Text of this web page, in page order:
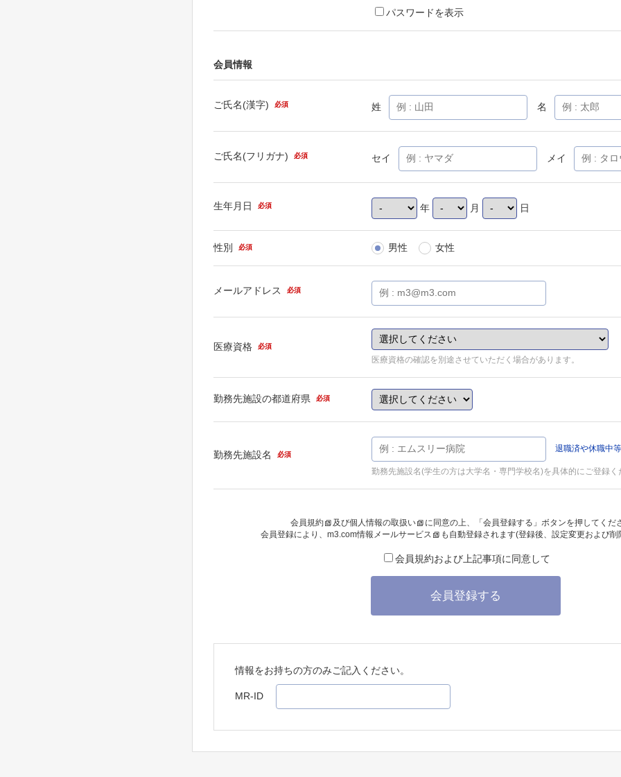
パスワードを表示
会員情報
ご氏名(漢字) 必須 姓 名
ご氏名(フリガナ) 必須 セイ メイ
生年月日 必須 年 月 日
性別 必須 男性 女性
メールアドレス 必須
医療資格 必須
医療資格の確認を別途させていただく場合があります。
勤務先施設の都道府県 必須
勤務先施設名 必須
退職済や休職中
勤務先施設名(学生の方は大学名・専門学校名)を具体的にご登録く
会員規約 及び個人情報の取扱い
に同意の上、「会員登録する」ボタンを押してくだ
会員登録により、 m3.com情報メールサービス も自動登録されます(登録後、設定変更および
会員規約および上記事項に同意して
会員登録する
情報をお持ちの方のみご記入ください。
MR-ID